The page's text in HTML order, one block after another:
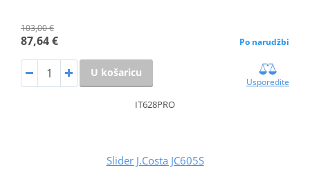
103,00 €
87,64 € Po narudžbi
U košaricu
Usporedite
IT628PRO
Slider J.Costa JC605S